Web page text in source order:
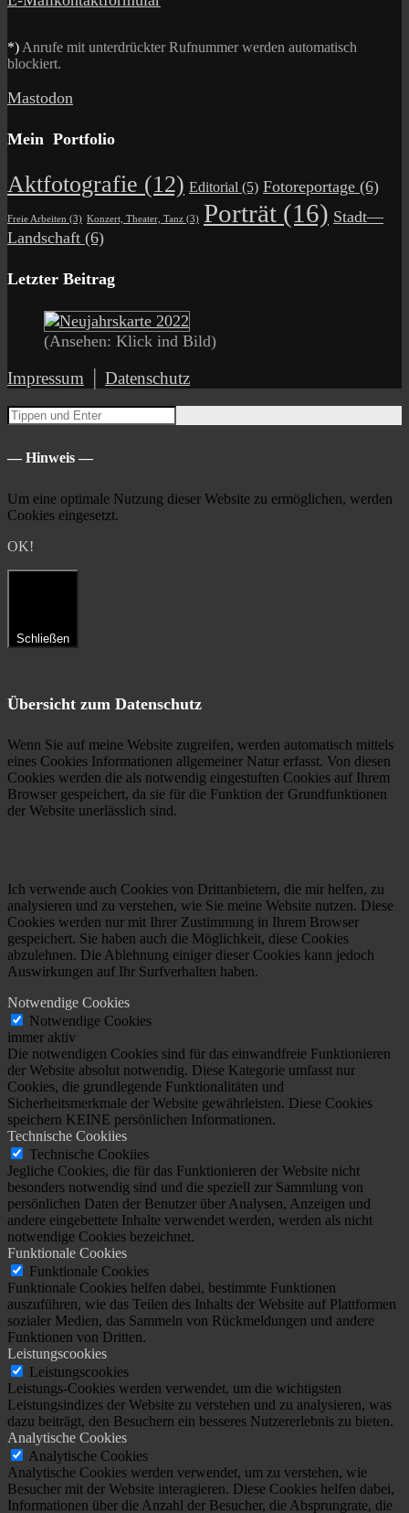
*) Anrufe mit unterdrückter Rufnummer werden automatisch
blockiert.
Mastodon
Mein Portfolio
Aktfotografie (12) Editorial (5) Fotoreportage (6)
Freie Arbeiten (3) Konzert, Theater, Tanz (3) Porträt (16) Stadt—
Landschaft (6)
Letzter Beitrag
(Ansehen: Klick ind Bild)
Impressum Datenschutz
— Hinweis —
Um eine optimale Nutzung dieser Website zu ermöglichen, werden
Cookies eingesetzt.
OK!
Schließen
Übersicht zum Datenschutz
Wenn Sie auf meine Website zugreifen, werden automatisch mittels
eines Cookies Informationen allgemeiner Natur erfasst. Von diesen
Cookies werden die als notwendig eingestuften Cookies auf Ihrem
Browser gespeichert, da sie für die Funktion der Grundfunktionen
der Website unerlässlich sind.
Ich verwende auch Cookies von Drittanbietern, die mir helfen, zu
analysieren und zu verstehen, wie Sie meine Website nutzen. Diese
Cookies werden nur mit Ihrer Zustimmung in Ihrem Browser
gespeichert. Sie haben auch die Möglichkeit, diese Cookies
abzulehnen. Die Ablehnung einiger dieser Cookies kann jedoch
Auswirkungen auf Ihr Surfverhalten haben.
Notwendige Cookies
Notwendige Cookies
immer aktiv
Die notwendigen Cookies sind für das einwandfreie Funktionieren
der Website absolut notwendig. Diese Kategorie umfasst nur
Cookies, die grundlegende Funktionalitäten und
Sicherheitsmerkmale der Website gewährleisten. Diese Cookies
speichern KEINE persönlichen Informationen.
Technische Cookiies
Technische Cookiies
Jegliche Cookies, die für das Funktionieren der Website nicht
besonders notwendig sind und die speziell zur Sammlung von
persönlichen Daten der Benutzer über Analysen, Anzeigen und
andere eingebettete Inhalte verwendet werden, werden als nicht
notwendige Cookies bezeichnet.
Funktionale Cookies
Funktionale Cookies
Funktionale Cookies helfen dabei, bestimmte Funktionen
auszuführen, wie das Teilen des Inhalts der Website auf Plattformen
sozialer Medien, das Sammeln von Rückmeldungen und andere
Funktionen von Dritten.
Leistungscookies
Leistungscookies
Leistungs-Cookies werden verwendet, um die wichtigsten
Leistungsindizes der Website zu verstehen und zu analysieren, was
dazu beiträgt, den Besuchern ein besseres Nutzererlebnis zu bieten.
Analytische Cookies
Analytische Cookies
Analytische Cookies werden verwendet, um zu verstehen, wie
Besucher mit der Website interagieren. Diese Cookies helfen dabei,
Informationen über die Anzahl der Besucher, die Absprungrate, die